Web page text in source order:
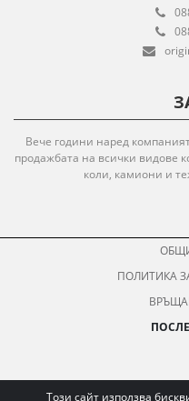
Вече години наред
продажбата на всички видове
коли, камиони и
ПОЛИТИКА
Този сайт използва